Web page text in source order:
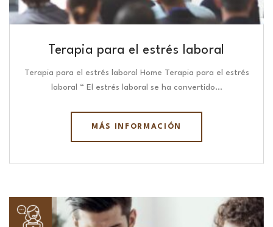
Terapia para el estrés laboral
Terapia para el estrés laboral Home Terapia para el estrés
laboral “ El estrés laboral se ha convertido…
MÁS INFORMACIÓN